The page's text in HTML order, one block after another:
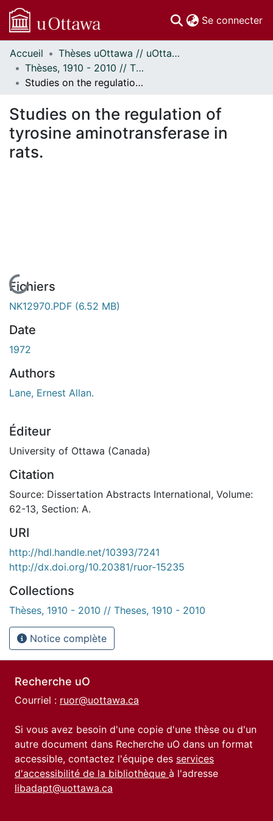
Se connecter
Communautés
et collections
Parcourir
À propos
Accueil
Thèses uOttawa // uOttawa Theses
Thèses, 1910 - 2010 // Theses, 1910 - 2010
Studies on the regulation of tyrosine aminotransferase in rats.
Studies on the regulation of
tyrosine aminotransferase in
rats.
En cours de chargement...
Fichiers
NK12970.PDF (6.52 MB)
Date
1972
Authors
Lane, Ernest Allan.
Éditeur
University of Ottawa (Canada)
Citation
Source: Dissertation Abstracts International, Volume:
62-13, Section: A.
URI
http://hdl.handle.net/10393/7241
http://dx.doi.org/10.20381/ruor-15235
Collections
Thèses, 1910 - 2010 // Theses, 1910 - 2010
Notice complète
Recherche uO
Courriel : ruor@uottawa.ca
Si vous avez besoin d'une copie d'une thèse ou d'un
autre document dans Recherche uO dans un format
accessible, contactez l'équipe des services
d'accessibilité de la bibliothèque à l'adresse
libadapt@uottawa.ca